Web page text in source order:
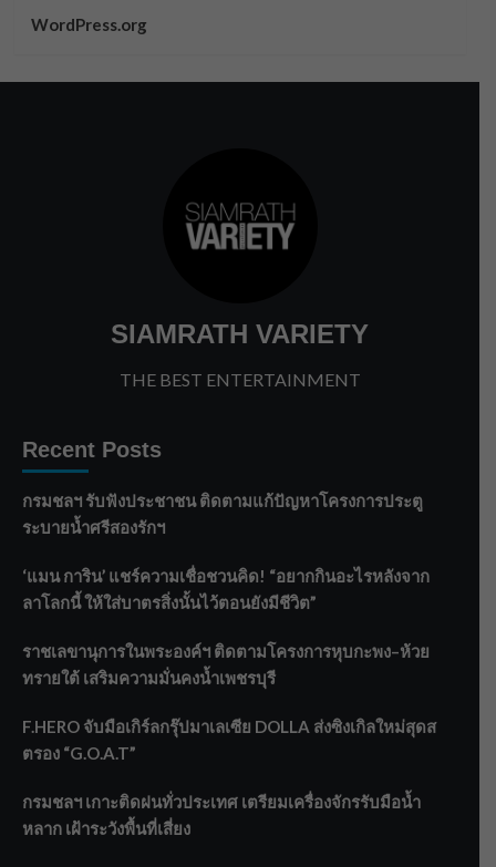
WordPress.org
SIAMRATH VARIETY
THE BEST ENTERTAINMENT
Recent Posts
กรมชลฯ รับฟังประชาชน ติดตามแก้ปัญหาโครงการประตู
ระบายน้ำศรีสองรักฯ
‘แมน การิน’ แชร์ความเชื่อชวนคิด! “อยากกินอะไรหลังจาก
ลาโลกนี้ ให้ใส่บาตรสิ่งนั้นไว้ตอนยังมีชีวิต”
ราชเลขานุการในพระองค์ฯ ติดตามโครงการหุบกะพง–ห้วย
ทรายใต้ เสริมความมั่นคงน้ำเพชรบุรี
F.HERO จับมือเกิร์ลกรุ๊ปมาเลเซีย DOLLA ส่งซิงเกิลใหม่สุดส
ตรอง “G.O.A.T”
กรมชลฯ เกาะติดฝนทั่วประเทศ เตรียมเครื่องจักรรับมือน้ำ
หลาก เฝ้าระวังพื้นที่เสี่ยง